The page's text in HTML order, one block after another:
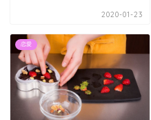
2020-01-23
恋愛